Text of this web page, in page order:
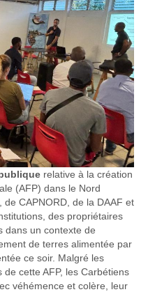
relative à la création
(AFP) dans le Nord
de CAPNORD, de la DAAF et
des propriétaires
dans un contexte de
de terres alimentée par
ce soir. Malgré les
cette AFP, les Carbétiens
véhémence et colère, leur